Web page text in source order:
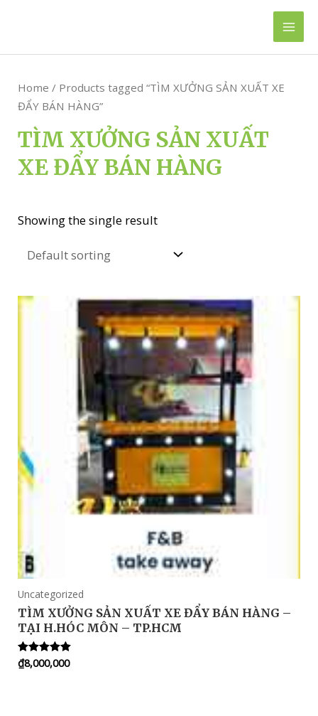
Main
Home / Products tagged “TÌM XƯỞNG SẢN XUẤT XE
ĐẨY BÁN HÀNG”
TÌM XƯỞNG SẢN XUẤT
XE ĐẨY BÁN HÀNG
Showing the single result
Uncategorized
TÌM XƯỞNG SẢN XUẤT XE ĐẨY BÁN HÀNG –
TẠI H.HÓC MÔN – TP.HCM
Rated
5.00
₫8,000,000